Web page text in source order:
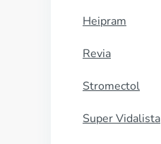
Heipram
Revia
Stromectol
Super Vidalista